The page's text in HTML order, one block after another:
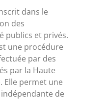
dans le
des
publics et privés.
une procédure
par des
par la Haute
Elle permet une
de